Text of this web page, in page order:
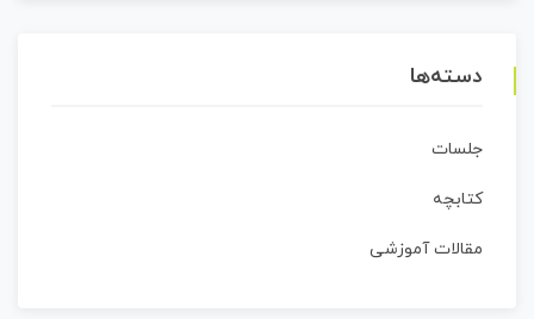
دسته‌ها
جلسات
کتابچه
مقالات آموزشی